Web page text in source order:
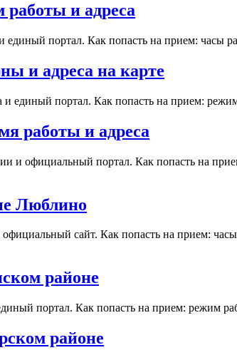
и адреса
портал. Как попасть на прием: часы
и адреса на карте
единый портал. Как попасть на прием:
работы и адреса
и официальный портал. Как попасть на
Люблино
сайт. Как попасть на прием:
районе
портал. Как попасть на прием: режим
районе